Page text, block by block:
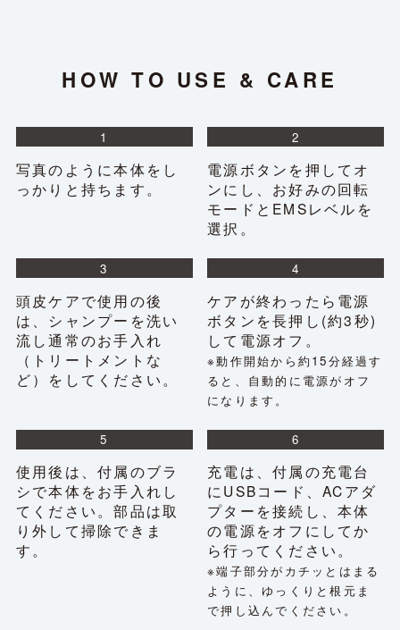
HOW TO USE & CARE
1
写真のように本体をし
っかりと持ちます。
2
電源ボタンを押してオ
ンにし、お好みの回転
モードとEMSレベルを
選択。
3
頭皮ケアで使用の後
は、シャンプーを洗い
流し通常のお手入れ
（トリートメントな
ど）をしてください。
4
ケアが終わったら電源
ボタンを長押し(約3秒)
して電源オフ。
※動作開始から約15分経過す
ると、自動的に電源がオフ
になります。
5
使用後は、付属のブラ
シで本体をお手入れし
てください。部品は取
り外して掃除できま
す。
6
充電は、付属の充電台
にUSBコード、ACアダ
プターを接続し、本体
の電源をオフにしてか
ら行ってください。
※端子部分がカチッとはまる
ように、ゆっくりと根元ま
で押し込んでください。